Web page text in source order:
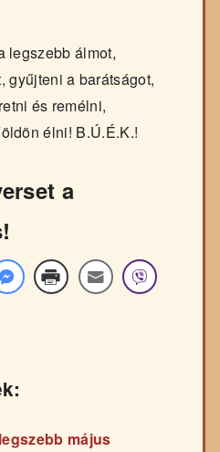
legszebb álmot,
gyűjteni a barátságot,
és remélni,
élni! B.Ú.É.K.!
a
május